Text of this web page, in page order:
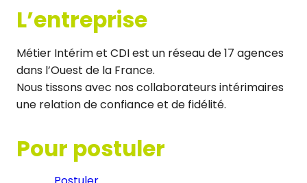
L’entreprise
Métier Intérim et CDI est un réseau de 17 agences
dans l’Ouest de la France.
Nous tissons avec nos collaborateurs intérimaires
une relation de confiance et de fidélité.
Pour postuler